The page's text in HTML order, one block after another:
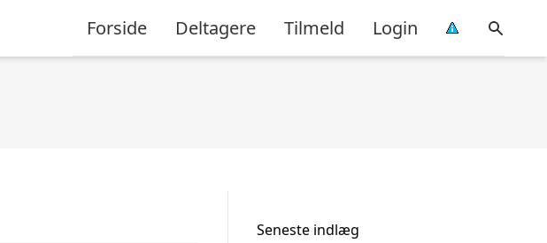
Forside Deltagere Tilmeld Login
Seneste indlæg